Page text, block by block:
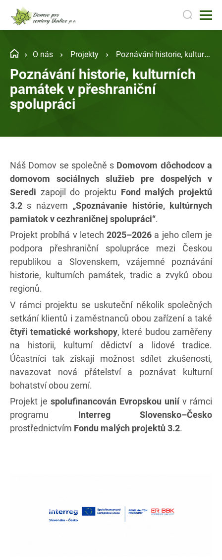
O nás Projekty Poznávání historie, kulturních památek v přeshraniční spolupráci
Poznávání historie, kulturních
památek v přeshraniční
spolupráci
Náš Domov se společně s Domovom dôchodcov a
domovom sociálnych služieb pre dospelých v
Seredi zapojil do projektu Fond malých projektů
3.2 s názvem „Spoznávanie histórie, kultúrnych
pamiatok v cezhraničnej spolupráci“.
Projekt probíhá v letech 2025–2026 a jeho cílem je
podpora přeshraniční spolupráce mezi Českou
republikou a Slovenskem, vzájemné poznávání
historie, kulturních památek, tradic a zvyků obou
regionů.
V rámci projektu se uskuteční několik společných
setkání klientů i zaměstnanců obou zařízení a také
čtyři tematické workshopy, které budou zaměřeny
na historii, kulturní dědictví a lidové tradice.
Účastníci tak získají možnost sdílet zkušenosti,
navazovat nová přátelství a poznávat kulturní
bohatství obou zemí.
Projekt je spolufinancován Evropskou uniív rámci
programu Interreg Slovensko–Česko
prostřednictvím Fondu malých projektů 3.2.